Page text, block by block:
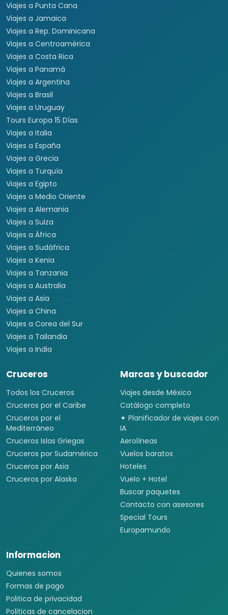
Viajes a Punta Cana
Viajes a Jamaica
Viajes a Rep. Dominicana
Viajes a Centroamérica
Viajes a Costa Rica
Viajes a Panamá
Viajes a Argentina
Viajes a Brasil
Viajes a Uruguay
Tours Europa 15 Días
Viajes a Italia
Viajes a España
Viajes a Grecia
Viajes a Turquía
Viajes a Egipto
Viajes a Medio Oriente
Viajes a Alemania
Viajes a Suiza
Viajes a África
Viajes a Sudáfrica
Viajes a Kenia
Viajes a Tanzania
Viajes a Australia
Viajes a Asia
Viajes a China
Viajes a Corea del Sur
Viajes a Tailandia
Viajes a India
Cruceros
Todos los Cruceros
Cruceros por el Caribe
Cruceros por el
Mediterráneo
Cruceros Islas Griegas
Cruceros por Sudamérica
Cruceros por Asia
Cruceros por Alaska
Marcas y buscador
Viajes desde México
Catálogo completo
✦ Planificador de viajes con
IA
Aerolíneas
Vuelos baratos
Hoteles
Vuelo + Hotel
Buscar paquetes
Contacto con asesores
Special Tours
Europamundo
Informacion
Quienes somos
Formas de pago
Politica de privacidad
Politicas de cancelacion